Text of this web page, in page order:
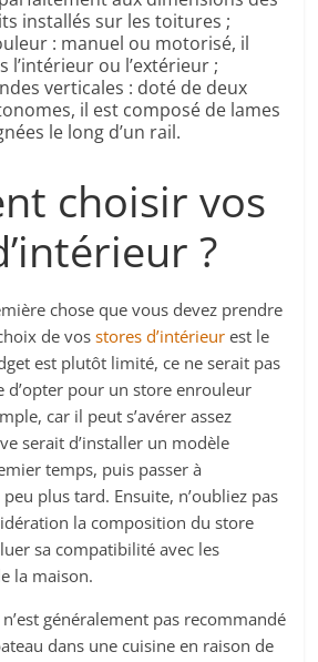
installés sur les toitures ;
: manuel ou motorisé, il
l’intérieur ou l’extérieur ;
verticales : doté de deux
il est composé de lames
le long d’un rail.
choisir vos
?
chose que vous devez prendre
de vosstores d’intérieurest le
est plutôt limité, ce ne serait pas
d’opter pour un store enrouleur
car il peut s’avérer assez
serait d’installer un modèle
temps, puis passer à
plus tard. Ensuite, n’oubliez pas
la composition du store
sa compatibilité avec les
la maison.
généralement pas recommandé
dans une cuisine en raison de